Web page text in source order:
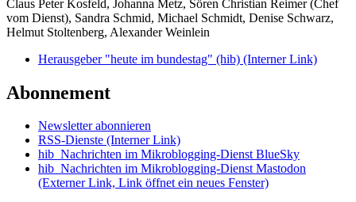
Claus Peter Kosfeld, Johanna Metz, Sören Christian Reimer (Chef
vom Dienst), Sandra Schmid, Michael Schmidt, Denise Schwarz,
Helmut Stoltenberg, Alexander Weinlein
Herausgeber "heute im bundestag" (hib) (Interner Link)
Abonnement
Newsletter abonnieren
RSS-Dienste (Interner Link)
hib_Nachrichten im Mikroblogging-Dienst BlueSky
hib_Nachrichten im Mikroblogging-Dienst Mastodon
(Externer Link, Link öffnet ein neues Fenster)